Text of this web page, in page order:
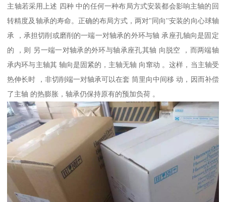
主轴若采用上述 四种 中的任何一种布局方式安装都会影响主轴的回
转精度及轴承的寿命。正确的布局方式，两对"同向''安装的向心球轴
承 ，承担切削或磨削的一端一对轴承的外环与轴 承座孔轴向是固定
的 ，则 另一端一对轴承的外环与轴承座孔其轴 向脱空 ，而两端轴
承内环与主轴其 轴向是固紧的，主轴无轴 向窜动 。这样，当主轴受
热伸长时 ，非切削端一对轴承可以在套 筒里向中间移 动，因而补偿
了主轴 的热膨胀，轴承仍保持原有的预加负荷 。